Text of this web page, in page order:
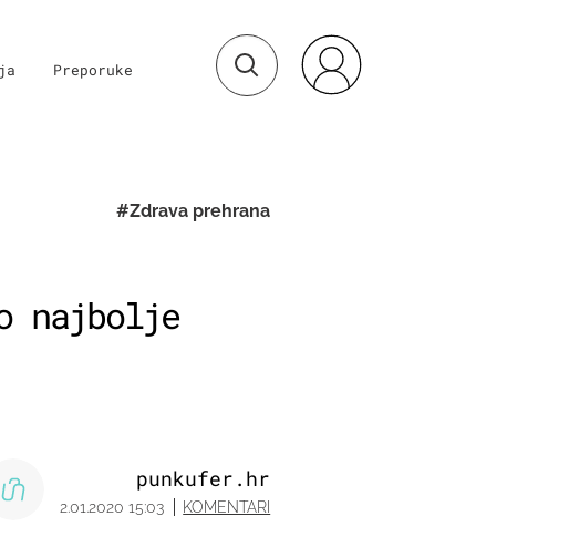
Preporuke
#Zdrava prehrana
najbolje
punkufer.hr
2.01.2020 15:03 KOMENTARI